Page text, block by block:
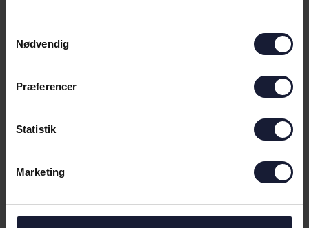
Nødvendig
Præferencer
Statistik
Marketing
UDSKIFTNING PÅ TRÆNERBÆNKEN